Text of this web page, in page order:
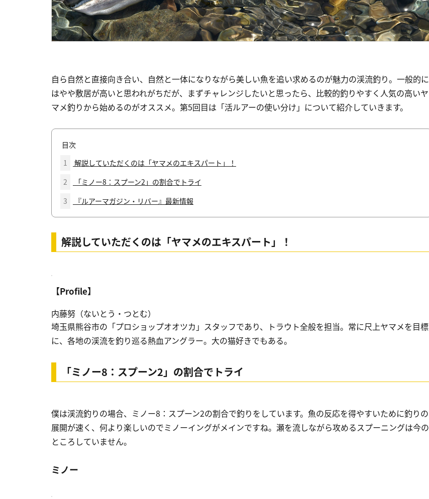
自ら自然と直接向き合い、自然と一体になりながら美しい魚を追い求めるのが魅力の渓流釣り。一般的に
はやや敷居が高いと思われがちだが、まずチャレンジしたいと思ったら、比較的釣りやすく人気の高いヤ
マメ釣りから始めるのがオススメ。第5回目は「活ルアーの使い分け」について紹介していきます。
目次
1
解説していただくのは「ヤマメのエキスパート」！
2
「ミノー8：スプーン2」の割合でトライ
3
『ルアーマガジン・リバー』最新情報
解説していただくのは「ヤマメのエキスパート」！
【Profile】
内藤努（ないとう・つとむ）
埼玉県熊谷市の「プロショップオオツカ」スタッフであり、トラウト全般を担当。常に尺上ヤマメを目標
に、各地の渓流を釣り巡る熱血アングラー。大の猫好きでもある。
「ミノー8：スプーン2」の割合でトライ
僕は渓流釣りの場合、ミノー8：スプーン2の割合で釣りをしています。魚の反応を得やすいために釣りの
展開が速く、何より楽しいのでミノーイングがメインですね。瀬を流しながら攻めるスプーニングは今の
ところしていません。
ミノー